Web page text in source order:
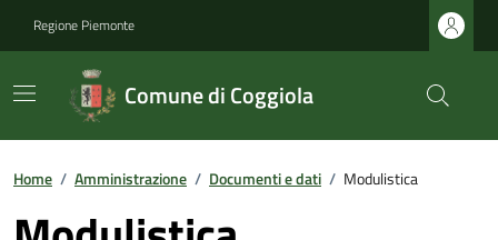
Regione Piemonte
Comune di Coggiola
Home / Amministrazione / Documenti e dati / Modulistica